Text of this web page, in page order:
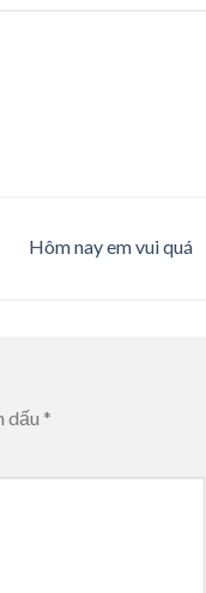
Hôm nay em vui quá
dấu *